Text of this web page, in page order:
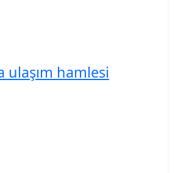
ulaşım hamlesi